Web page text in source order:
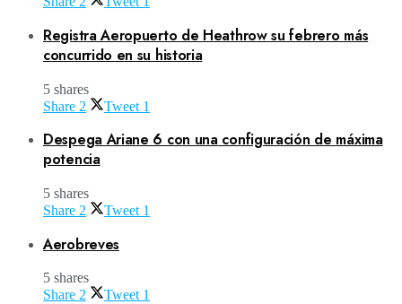
Registra Aeropuerto de Heathrow su febrero más
concurrido en su historia
5 shares
Share 2 Tweet 1
Despega Ariane 6 con una configuración de máxima
potencia
5 shares
Share 2 Tweet 1
Aerobreves
5 shares
Share 2 Tweet 1